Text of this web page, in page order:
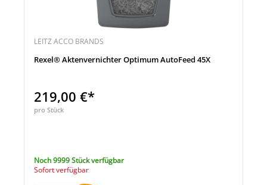
LEITZ ACCO BRANDS
Rexel® Aktenvernichter Optimum AutoFeed 45X
219,00 €*
pro Stück
Noch 9999 Stück verfügbar
Sofort verfügbar